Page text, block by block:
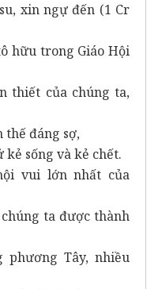
xin ngự đến (1 Cr
hữu trong Giáo Hội
thiết của chúng ta,
thế đáng sợ,
sống và kẻ chết.
vui lớn nhất của
ta được thành
phương Tây, nhiều